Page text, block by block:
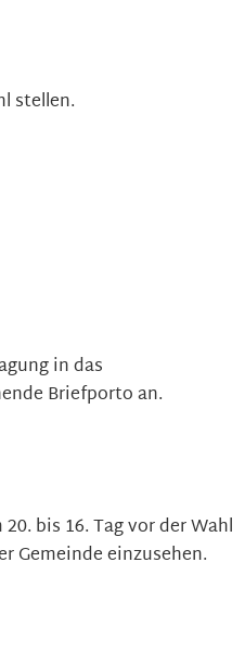
stellen.
in das
Briefporto an.
bis 16. Tag vor der Wahl
Gemeinde einzusehen.